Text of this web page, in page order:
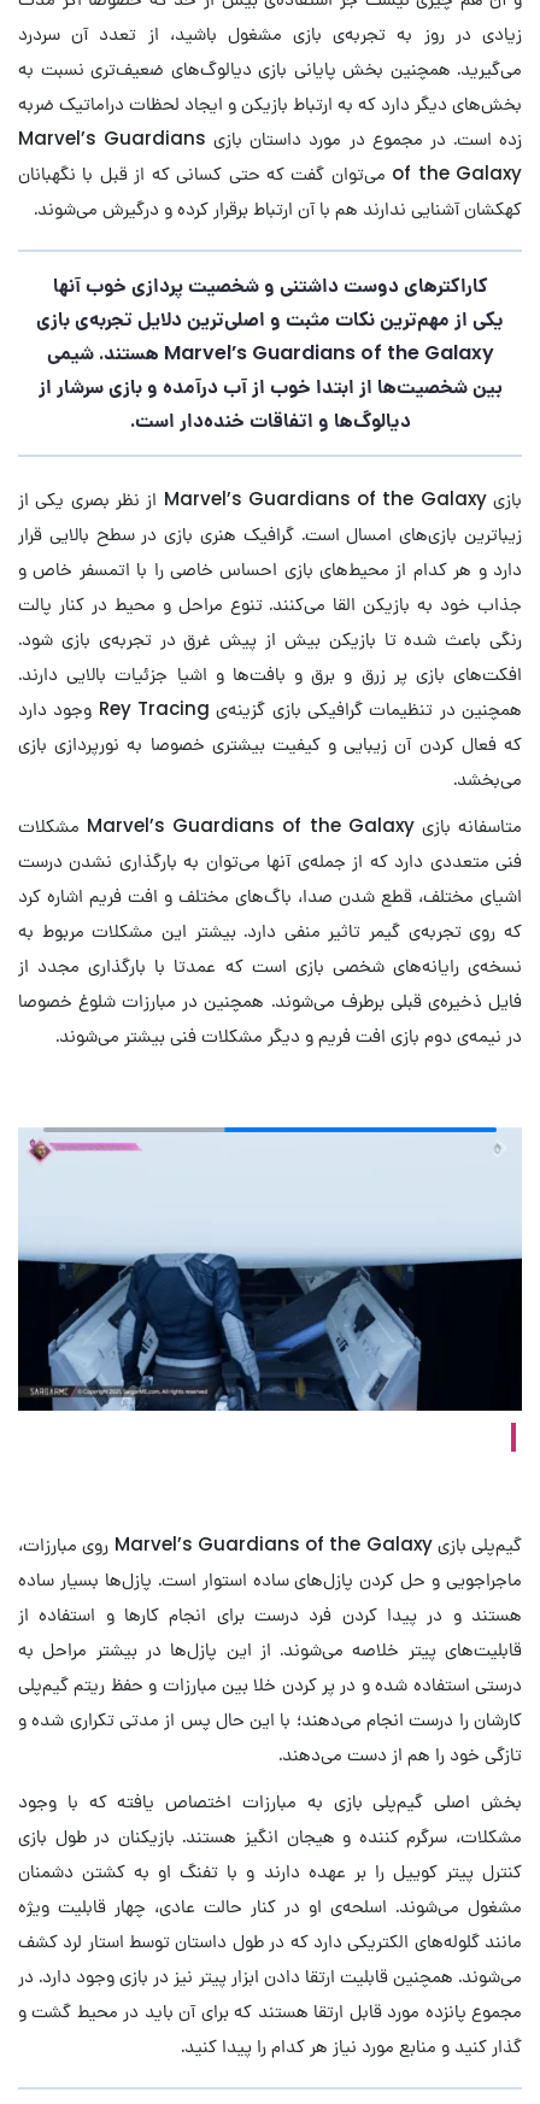
زیادی در روز به تجربه‌ی بازی مشغول باشید، از تعدد آن سردرد
می‌گیرید. همچنین بخش پایانی بازی دیالوگ‌های ضعیف‌تری نسبت به
بخش‌های دیگر دارد که به ارتباط بازیکن و ایجاد لحظات دراماتیک ضربه
زده است. در مجموع در مورد داستان بازی Marvel’s Guardians
of the Galaxy می‌توان گفت که حتی کسانی که از قبل با نگهبانان
کهکشان آشنایی ندارند هم با آن ارتباط برقرار کرده و درگیرش می‌شوند.
کاراکترهای دوست داشتنی و شخصیت پردازی خوب آنها
یکی از مهم‌ترین نکات مثبت و اصلی‌ترین دلایل تجربه‌ی بازی
Marvel’s Guardians of the Galaxy هستند. شیمی
بین شخصیت‌ها از ابتدا خوب از آب درآمده و بازی سرشار از
دیالوگ‌ها و اتفاقات خنده‌دار است.
بازی Marvel’s Guardians of the Galaxy از نظر بصری یکی از
زیباترین بازی‌های امسال است. گرافیک هنری بازی در سطح بالایی قرار
دارد و هر کدام از محیط‌های بازی احساس خاصی را با اتمسفر خاص و
جذاب خود به بازیکن القا می‌کنند. تنوع مراحل و محیط در کنار پالت
رنگی باعث شده تا بازیکن بیش از پیش غرق در تجربه‌ی بازی شود.
افکت‌های بازی پر زرق و برق و بافت‌ها و اشیا جزئیات بالایی دارند.
همچنین در تنظیمات گرافیکی بازی گزینه‌ی Rey Tracing وجود دارد
که فعال کردن آن زیبایی و کیفیت بیشتری خصوصا به نورپردازی بازی
می‌بخشد.
متاسفانه بازی Marvel’s Guardians of the Galaxy مشکلات
فنی متعددی دارد که از جمله‌ی آنها می‌توان به بارگذاری نشدن درست
اشیای مختلف، قطع شدن صدا، باگ‌های مختلف و افت فریم اشاره کرد
که روی تجربه‌ی گیمر تاثیر منفی دارد. بیشتر این مشکلات مربوط به
نسخه‌ی رایانه‌های شخصی بازی است که عمدتا با بارگذاری مجدد از
فایل ذخیره‌ی قبلی برطرف می‌شوند. همچنین در مبارزات شلوغ خصوصا
در نیمه‌ی دوم بازی افت فریم و دیگر مشکلات فنی بیشتر می‌شوند.
گیم‌پلی بازی Marvel’s Guardians of the Galaxy روی مبارزات،
ماجراجویی و حل کردن پازل‌های ساده استوار است. پازل‌ها بسیار ساده
هستند و در پیدا کردن فرد درست برای انجام کارها و استفاده از
قابلیت‌های پیتر خلاصه می‌شوند. از این پازل‌ها در بیشتر مراحل به
درستی استفاده شده و در پر کردن خلا بین مبارزات و حفظ ریتم گیم‌پلی
کارشان را درست انجام می‌دهند؛ با این حال پس از مدتی تکراری شده و
تازگی خود را هم از دست می‌دهند.
بخش اصلی گیم‌پلی بازی به مبارزات اختصاص یافته که با وجود
مشکلات، سرگرم کننده و هیجان انگیز هستند. بازیکنان در طول بازی
کنترل پیتر کوییل را بر عهده دارند و با تفنگ او به کشتن دشمنان
مشغول می‌شوند. اسلحه‌ی او در کنار حالت عادی، چهار قابلیت ویژه
مانند گلوله‌های الکتریکی دارد که در طول داستان توسط استار لرد کشف
می‌شوند. همچنین قابلیت ارتقا دادن ابزار پیتر نیز در بازی وجود دارد. در
مجموع پانزده مورد قابل ارتقا هستند که برای آن باید در محیط گشت و
گذار کنید و منابع مورد نیاز هر کدام را پیدا کنید.